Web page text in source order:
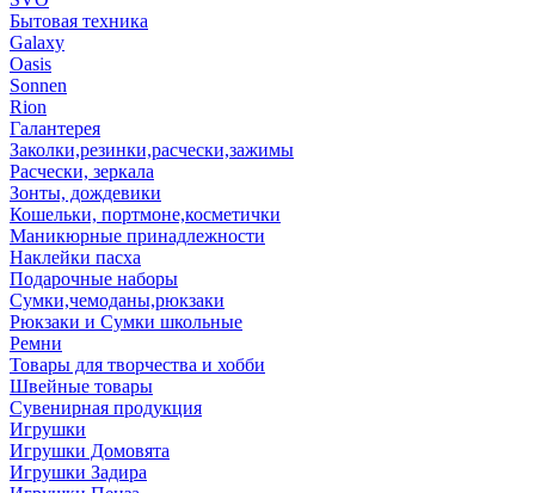
Бытовая техника
Galaxy
Oasis
Sonnen
Rion
Галантерея
Заколки,резинки,расчески,зажимы
Расчески, зеркала
Зонты, дождевики
Кошельки, портмоне,косметички
Маникюрные принадлежности
Наклейки пасха
Подарочные наборы
Сумки,чемоданы,рюкзаки
Рюкзаки и Сумки школьные
Ремни
Товары для творчества и хобби
Швейные товары
Сувенирная продукция
Игрушки
Игрушки Домовята
Игрушки Задира